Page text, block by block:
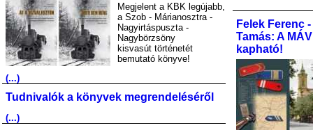
Megjelent a KBK legújabb,
a Szob - Márianosztra -
Nagyirtáspuszta -
Nagybörzsöny
kisvasút történetét
bemutató könyve!
(...)
Tudnivalók a könyvek megrendeléséről
(...)
Felek Ferenc
Tamás: A
kapható!